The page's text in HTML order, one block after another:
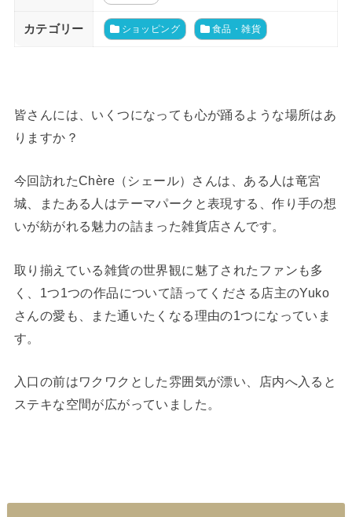
カテゴリー ショッピング 食品・雑貨
皆さんには、いくつになっても心が踊るような場所はあ
りますか？
今回訪れたChère（シェール）さんは、ある人は竜宮
城、またある人はテーマパークと表現する、作り手の想
いが紡がれる魅力の詰まった雑貨店さんです。
取り揃えている雑貨の世界観に魅了されたファンも多
く、1つ1つの作品について語ってくださる店主のYuko
さんの愛も、また通いたくなる理由の1つになっていま
す。
入口の前はワクワクとした雰囲気が漂い、店内へ入ると
ステキな空間が広がっていました。